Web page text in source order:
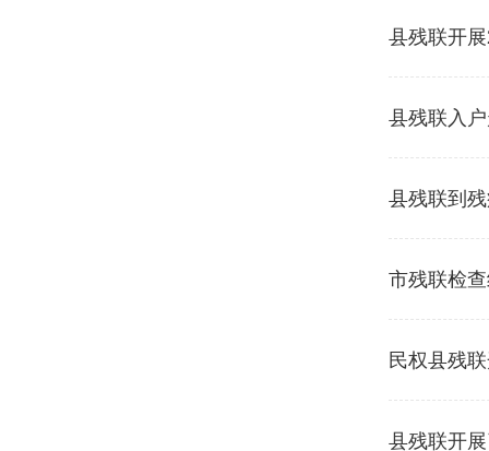
县残联开
县残联入
县残联到
市残联检
民权县残
县残联开